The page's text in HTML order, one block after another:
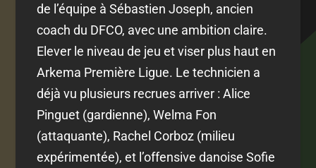
de l’équipe à Sébastien Joseph, ancien
coach du DFCO, avec une ambition claire.
Elever le niveau de jeu et viser plus haut en
Arkema Première Ligue. Le technicien a
déjà vu plusieurs recrues arriver : Alice
Pinguet (gardienne), Welma Fon
(attaquante), Rachel Corboz (milieu
expérimentée), et l’offensive danoise Sofie